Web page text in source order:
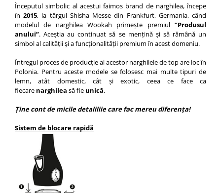
Începutul simbolic al acestui faimos brand de narghilea, începe
în2015, la târgul Shisha Messe din Frankfurt, Germania, când
modelul de narghilea Wookah primește premiul”Produsul
anului”. Aceștia au continuat să se mențină și să rămână un
simbol al calității și a funcționalității premium în acest domeniu.
Întregul proces de producție al acestor narghilele de top are loc în
Polonia. Pentru aceste modele se folosesc mai multe tipuri de
lemn, atât domestic, cât și exotic, ceea ce face ca
fiecare narghilea să fie unică.
Ține cont de micile detaliliie care fac mereu diferența!
Sistem de blocare rapidă